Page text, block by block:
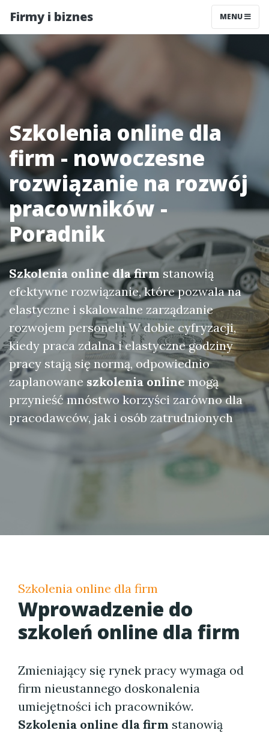
Firmy i biznes MENU
Szkolenia online dla
firm - nowoczesne
rozwiązanie na rozwój
pracowników -
Poradnik
Szkolenia online dla firm stanowią
efektywne rozwiązanie, które pozwala na
elastyczne i skalowalne zarządzanie
rozwojem personelu W dobie cyfryzacji,
kiedy praca zdalna i elastyczne godziny
pracy stają się normą, odpowiednio
zaplanowane szkolenia onlinemogą
przynieść mnóstwo korzyści zarówno dla
pracodawców, jak i osób zatrudnionych
Szkolenia online dla firm
Wprowadzenie do
szkoleń online dla firm
Zmieniający się rynek pracy wymaga od
firm nieustannego doskonalenia
umiejętności ich pracowników.
Szkolenia online dla firm stanowią